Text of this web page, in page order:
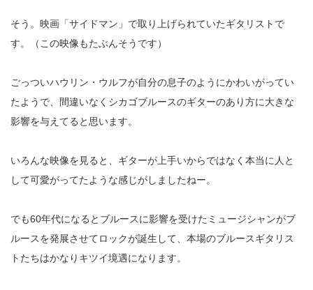
そう。映画「サイドマン」で取り上げられていたギタリストで
す。（この映像もたぶんそうです）
ごっついハウリン・ウルフが自分の息子のようにかわいがってい
たようで、間違いなくシカゴブルースのギターのあり方に大きな
影響を与えてると思います。
いろんな映像を見ると、ギターが上手いからではなく本当に人と
して可愛がってたような感じがしましたねー。
でも60年代になるとブルースに影響を受けたミュージシャンがブ
ルースを発展させてロックが誕生して、本場のブルースギタリス
トたちはかなりキツイ境遇になります。